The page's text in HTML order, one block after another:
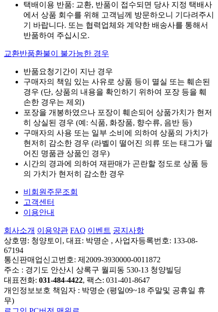
택배이용 반품: 교환, 반품이 접수되면 당사 지정 택배사
에서 상품 회수를 위해 고객님께 방문하오니 기다려주시
기 바랍니다. 또는 협력업체와 계약한 배송사를 통해서
반품하여 주십시오.
교환반품환불이 불가능한 경우
반품요청기간이 지난 경우
구매자의 책임 있는 사유로 상품 등이 멸실 또는 훼손된
경우 (단, 상품의 내용을 확인하기 위하여 포장 등을 훼
손한 경우는 제외)
포장을 개봉하였으나 포장이 훼손되어 상품가치가 현저
히 상실된 경우 (예: 식품, 화장품, 향수류, 음반 등)
구매자의 사용 또는 일부 소비에 의하여 상품의 가치가
현저히 감소한 경우 (라벨이 떨어진 의류 또는 태그가 떨
어진 명품관 상품인 경우)
시간의 경과에 의하여 재판매가 곤란할 정도로 상품 등
의 가치가 현저히 감소한 경우
비회원주문조회
고객센터
이용안내
회사소개 이용약관 FAQ 이벤트 공지사항
상호명: 청양토이, 대표: 박명순 , 사업자등록번호: 133-08-
67194
통신판매업신고번호: 제2009-3930000-0011872
주소 : 경기도 안산시 상록구 월피동 530-13 청양빌딩
대표전화: 031-484-4422, 팩스: 031-401-8647
개인정보보호 책임자 : 박명순 (평일09~18 주말및 공휴일 휴
무)